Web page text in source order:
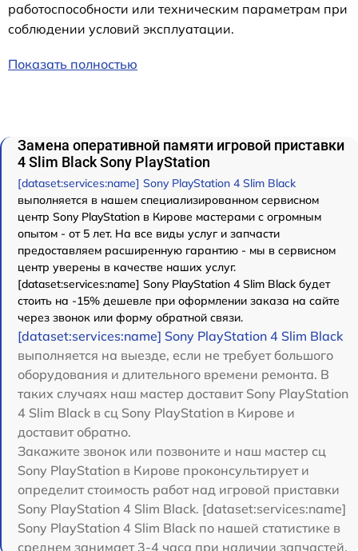
работоспособности или техническим параметрам при
соблюдении условий эксплуатации.
Показать полностью
Замена оперативной памяти игровой приставки
4 Slim Black Sony PlayStation
[dataset:services:name] Sony PlayStation 4 Slim Black
выполняется в нашем специализированном сервисном
центр Sony PlayStation в Кирове мастерами с огромным
опытом - от 5 лет. На все виды услуг и запчасти
предоставляем расширенную гарантию - мы в сервисном
центр уверены в качестве наших услуг.
[dataset:services:name] Sony PlayStation 4 Slim Black будет
стоить на -15% дешевле при оформлении заказа на сайте
через звонок или форму обратной связи.
[dataset:services:name] Sony PlayStation 4 Slim Black
выполняется на выезде, если не требует большого
оборудования и длительного времени ремонта. В
таких случаях наш мастер доставит Sony PlayStation
4 Slim Black в сц Sony PlayStation в Кирове и
доставит обратно.
Закажите звонок или позвоните и наш мастер сц
Sony PlayStation в Кирове проконсультирует и
определит стоимость работ над игровой приставки
Sony PlayStation 4 Slim Black. [dataset:services:name]
Sony PlayStation 4 Slim Black по нашей статистике в
среднем занимает 3-4 часа при наличии запчастей.